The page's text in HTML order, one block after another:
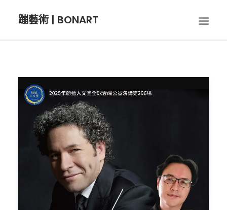
蹦藝術 | BONART
BON呼吸
BON攝影
BON插畫
BON旅行